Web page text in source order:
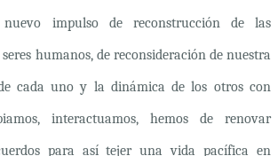
impulso de reconstrucción de las
humanos, de reconsideración de nuestra
cada uno y la dinámica de los otros con
interactuamos, hemos de renovar
para así tejer una vida pacífica en